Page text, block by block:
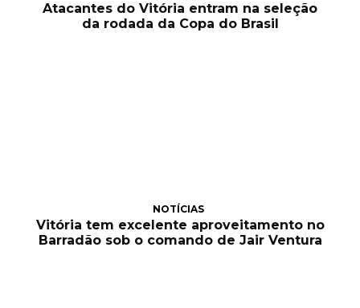
Atacantes do Vitória entram na seleção
da rodada da Copa do Brasil
NOTÍCIAS
Vitória tem excelente aproveitamento no
Barradão sob o comando de Jair Ventura